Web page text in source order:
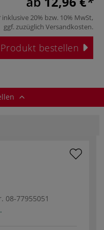
inklusive 20% bzw. 10% MwSt,
ggf. zuzüglich Versandkosten.
Produkt bestellen
08-77955051